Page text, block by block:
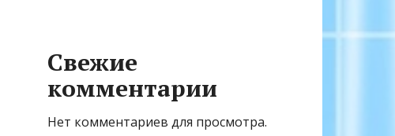
Свежие
комментарии
Нет комментариев для просмотра.